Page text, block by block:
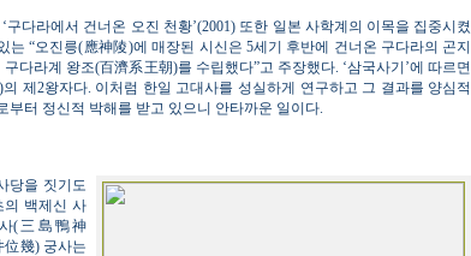
다라에서 건너온 오진 천황’(2001) 또한 일본 사학계의 이목을 집중시켰
“오진릉(應神陵)에 매장된 시신은 5세기 후반에 건너온 구다라의 곤지
다라계 왕조(百濟系王朝)를 수립했다”고 주장했다. ‘삼국사기’에 따르면
제2왕자다. 이처럼 한일 고대사를 성실하게 연구하고 그 결과를 양심적
터 정신적 박해를 받고 있으니 안타까운 일이다.
당을 짓기도
의 백제신 사
사(三島鴨神
位幾) 궁사는